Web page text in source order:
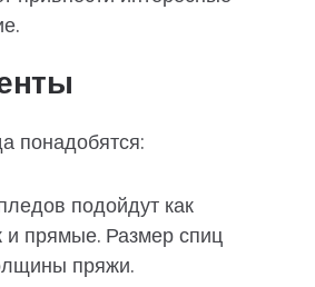
понадобятся:
подойдут как
и прямые. Размер спиц
пряжи.